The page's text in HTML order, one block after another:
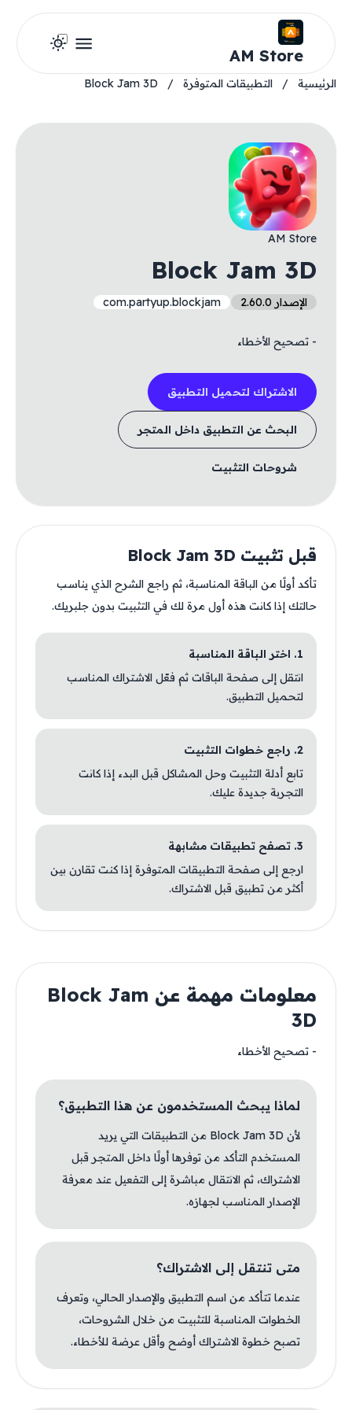
AM Store
الرئيسية / التطبيقات المتوفرة /
Block Jam 3D
AM Store
Block Jam 3D
الإصدار 2.60.0 com.partyup.blockjam
- تصحيح الأخطاء
الاشتراك لتحميل التطبيق
البحث عن التطبيق داخل المتجر
شروحات التثبيت
قبل تثبيت Block Jam 3D
تأكد أولًا من الباقة المناسبة، ثم راجع الشرح الذي يناسب
حالتك إذا كانت هذه أول مرة لك في التثبيت بدون جلبريك.
1. اختر الباقة المناسبة
انتقل إلى صفحة الباقات ثم فعّل الاشتراك المناسب
لتحميل التطبيق.
2. راجع خطوات التثبيت
تابع أدلة التثبيت وحل المشاكل قبل البدء إذا كانت
التجربة جديدة عليك.
3. تصفح تطبيقات مشابهة
ارجع إلى صفحة التطبيقات المتوفرة إذا كنت تقارن بين
أكثر من تطبيق قبل الاشتراك.
معلومات مهمة عن Block Jam
3D
- تصحيح الأخطاء
لماذا يبحث المستخدمون عن هذا التطبيق؟
لأن Block Jam 3D من التطبيقات التي يريد
المستخدم التأكد من توفرها أولًا داخل المتجر قبل
الاشتراك، ثم الانتقال مباشرة إلى التفعيل عند معرفة
الإصدار المناسب لجهازه.
متى تنتقل إلى الاشتراك؟
عندما تتأكد من اسم التطبيق والإصدار الحالي، وتعرف
الخطوات المناسبة للتثبيت من خلال الشروحات،
تصبح خطوة الاشتراك أوضح وأقل عرضة للأخطاء.